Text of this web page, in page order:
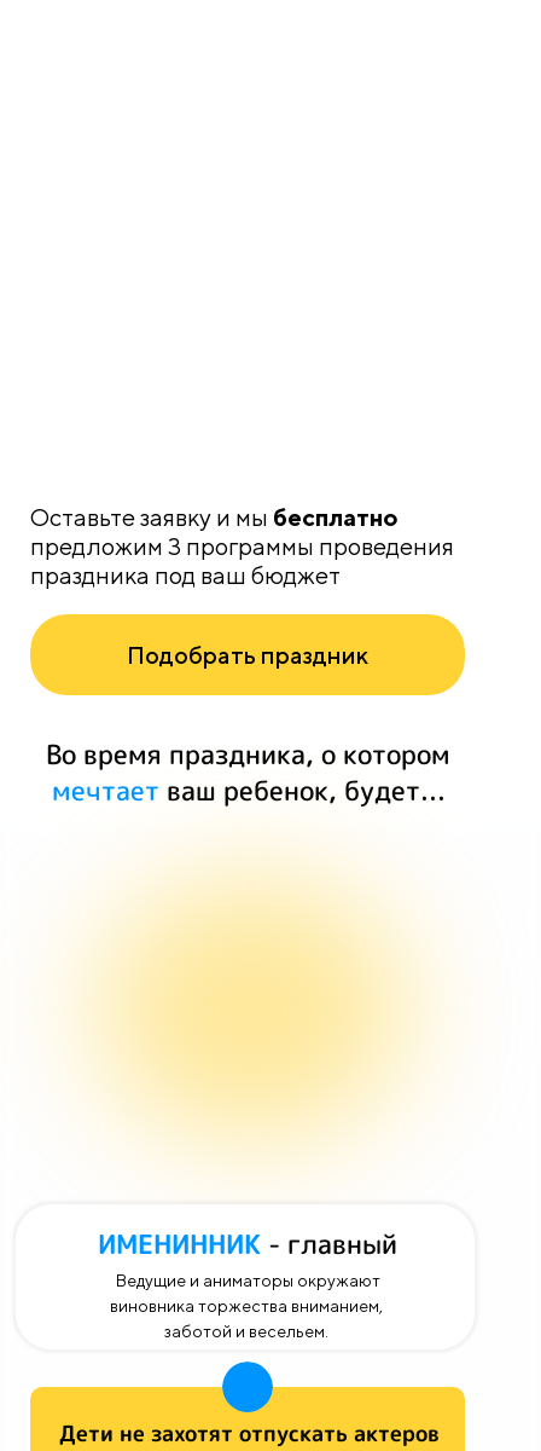
Подобрать праздник
Оставьте заявку и мы бесплатно
предложим 3 программы проведения
праздника под ваш бюджет
Дети не захотят отпускать актеров
Ведущие и аниматоры окружают
виновника торжества вниманием,
заботой и весельем.
ИМЕНИННИК - главный
Во время праздника, о котором
мечтает ваш ребенок, будет...